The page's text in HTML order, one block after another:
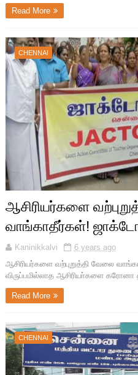
Read More
CHENNAI
ஆசிரியர்களை
வாங்காதீர்கள்! ஜாக்டோ
Kaninikkalvi
6 years ago
ஆசிரியர்களை வற்புறுத்தி வேலை
விருப்பமில்லாத ஆசிரியா்களை கரோனா
Read More
CHENNAI